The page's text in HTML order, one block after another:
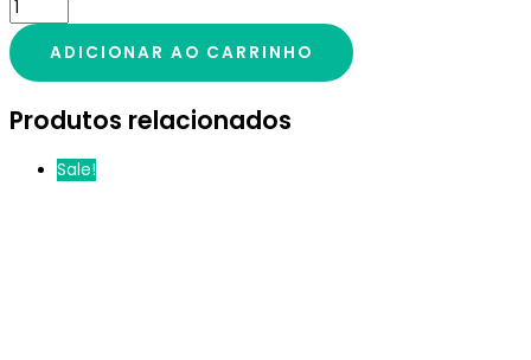
ADICIONAR AO CARRINHO
Produtos relacionados
Sale!